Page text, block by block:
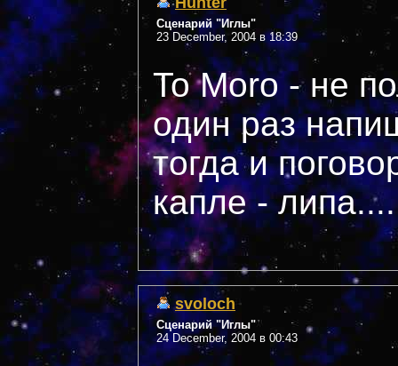
Сценарий "Иглы"
23 December, 2004 в 18:39
To Moro - не
один раз
тогда и
капле -
svoloch
Сценарий "Иглы"
24 December, 2004 в 00:43